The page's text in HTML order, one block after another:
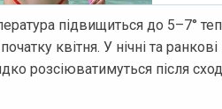
підвищиться до 5–7°
квітня. У нічні та
розсіюватимуться після